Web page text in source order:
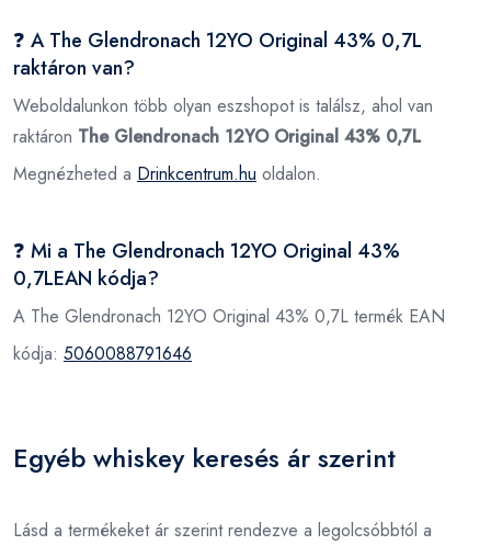
❓ A The Glendronach 12YO Original 43% 0,7L
raktáron van?
Weboldalunkon több olyan eszshopot is találsz, ahol van
raktáron The Glendronach 12YO Original 43% 0,7L
Megnézheted a Drinkcentrum.hu oldalon.
❓ Mi a The Glendronach 12YO Original 43%
0,7LEAN kódja?
A The Glendronach 12YO Original 43% 0,7L termék EAN
kódja: 5060088791646
Egyéb whiskey keresés ár szerint
Lásd a termékeket ár szerint rendezve a legolcsóbbtól a